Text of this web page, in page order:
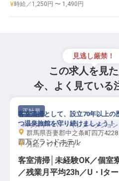
時給／1,250円 〜 1,490円
見逃し厳禁！
この求人を見
今、よく見ている
正社員
ハウスキーパー・インスペクション
四万グランドホテル
客室清掃│未経験OK／個室
／残業月平均23h／U・Iタ
客室清掃として、設立70年以上の
つ温泉旅館を守り続けましょう！
群馬県吾妻郡中之条町四万4228
月給／171,172円～